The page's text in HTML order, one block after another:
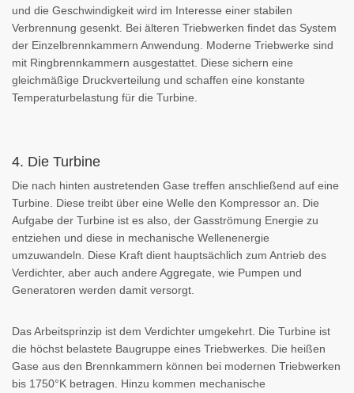
und die Geschwindigkeit wird im Interesse einer stabilen
Verbrennung gesenkt. Bei älteren Triebwerken findet das System
der Einzelbrennkammern Anwendung. Moderne Triebwerke sind
mit Ringbrennkammern ausgestattet. Diese sichern eine
gleichmäßige Druckverteilung und schaffen eine konstante
Temperaturbelastung für die Turbine.
4. Die Turbine
Die nach hinten austretenden Gase treffen anschließend auf eine
Turbine. Diese treibt über eine Welle den Kompressor an. Die
Aufgabe der Turbine ist es also, der Gasströmung Energie zu
entziehen und diese in mechanische Wellenenergie
umzuwandeln. Diese Kraft dient hauptsächlich zum Antrieb des
Verdichter, aber auch andere Aggregate, wie Pumpen und
Generatoren werden damit versorgt.
Das Arbeitsprinzip ist dem Verdichter umgekehrt. Die Turbine ist
die höchst belastete Baugruppe eines Triebwerkes. Die heißen
Gase aus den Brennkammern können bei modernen Triebwerken
bis 1750°K betragen. Hinzu kommen mechanische